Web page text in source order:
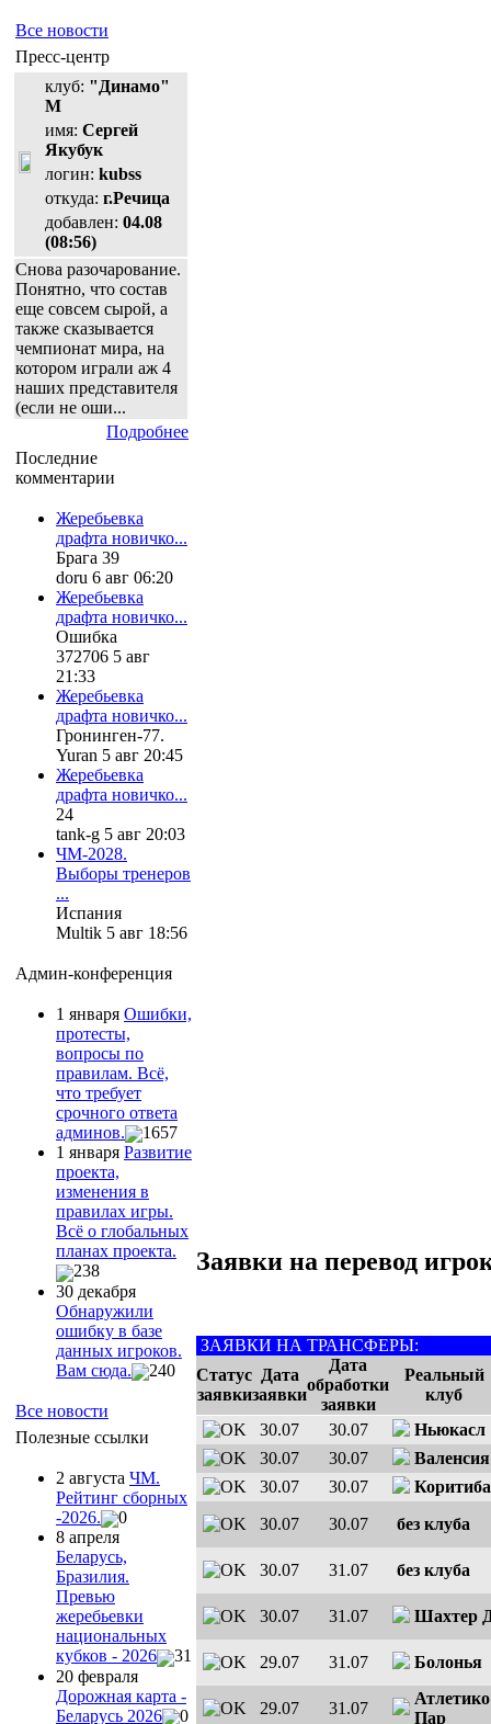
Все новости
Пресс-центр
клуб: "Динамо"
М
имя: Сергей
Якубук
логин: kubss
откуда: г.Речица
добавлен: 04.08
(08:56)
Снова разочарование.
Понятно, что состав
еще совсем сырой, а
также сказывается
чемпионат мира, на
котором играли аж 4
наших представителя
(если не оши...
Подробнее
Последние
комментарии
Жеребьевка
драфта новичко...
Брага 39
doru 6 авг 06:20
Жеребьевка
драфта новичко...
Ошибка
372706 5 авг
21:33
Жеребьевка
драфта новичко...
Гронинген-77.
Yuran 5 авг 20:45
Жеребьевка
драфта новичко...
24
tank-g 5 авг 20:03
ЧМ-2028.
Выборы тренеров
...
Испания
Multik 5 авг 18:56
Админ-конференция
1 января Ошибки,
протесты,
вопросы по
правилам. Всё,
что требует
срочного ответа
админов.
1657
1 января Развитие
проекта,
изменения в
правилах игры.
Всё о глобальных
планах проекта.
238
30 декабря
Обнаружили
ошибку в базе
данных игроков.
Вам сюда.
240
Все новости
Полезные ссылки
2 августа ЧМ.
Рейтинг сборных
-2026.
0
8 апреля
Беларусь,
Бразилия.
Превью
жеребьевки
национальных
кубков - 2026
31
20 февраля
Дорожная карта -
Беларусь 2026
0
Заявки на перевод
ЗАЯВКИ НА ТРАНСФЕРЫ:
Статус
заявки
Дата
заявки
Дата
обработки
заявки
Реальный
клуб
30.07
30.07
Ньюкасл
30.07
30.07
Валенсия
30.07
30.07
Коритиба
30.07
30.07 без клуба
30.07 31.07 без клуба
30.07 31.07 Шахтер
29.07 31.07 Болонья
29.07 31.07
Атлетико
Пар